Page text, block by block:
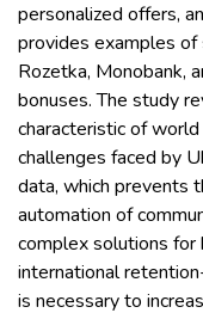
personalized offers,
provides examples of
Rozetka, Monobank,
bonuses. The study
characteristic of
challenges faced by
data, which prevents
automation of
complex solutions for
international
is necessary to